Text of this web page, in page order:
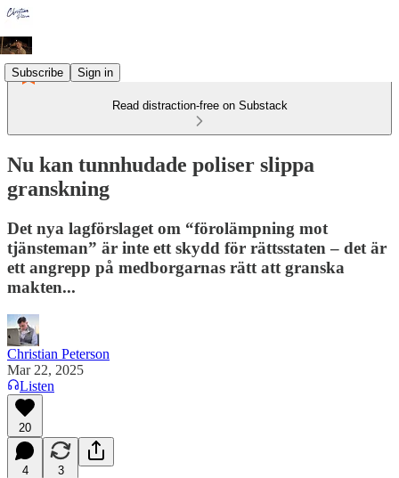
Subscribe Sign in
Read distraction-free on Substack
Nu kan tunnhudade poliser slippa
granskning
Det nya lagförslaget om “förolämpning mot
tjänsteman” är inte ett skydd för rättsstaten – det är
ett angrepp på medborgarnas rätt att granska
makten...
Christian Peterson
Mar 22, 2025
Listen
20
4 3